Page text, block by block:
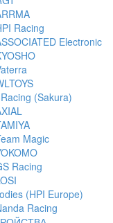
Racing
Electronic
(Sakura)
Magic
Racing
(HPI Europe)
Racing